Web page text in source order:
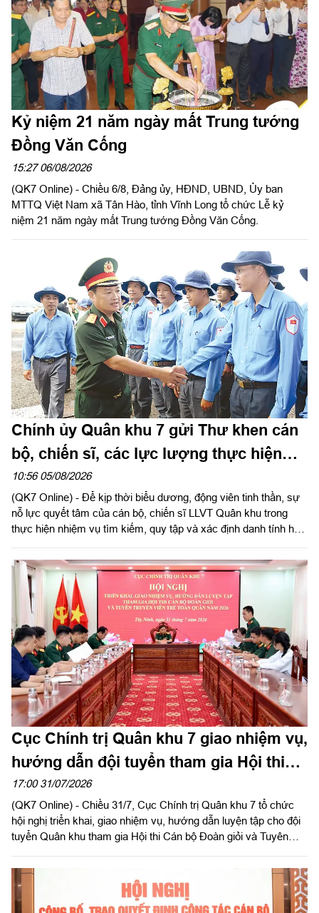
Kỷ niệm 21 năm ngày mất Trung tướng
Đồng Văn Cống
15:27 06/08/2026
(QK7 Online) - Chiều 6/8, Đảng ủy, HĐND, UBND, Ủy ban
MTTQ Việt Nam xã Tân Hào, tỉnh Vĩnh Long tổ chức Lễ kỷ
niệm 21 năm ngày mất Trung tướng Đồng Văn Cống.
Chính ủy Quân khu 7 gửi Thư khen cán
bộ, chiến sĩ, các lực lượng thực hiện
nhiệm vụ tìm kiếm, quy tập và xác định
danh tính hài cốt liệt sĩ
10:56 05/08/2026
(QK7 Online) - Để kịp thời biểu dương, động viên tinh thần, sự
nỗ lực quyết tâm của cán bộ, chiến sĩ LLVT Quân khu trong
thực hiện nhiệm vụ tìm kiếm, quy tập và xác định danh tính hài
Đảng ủy, Chính ủy Quân khu 7 gửi Thư khen cán bộ, chiến sĩ,
các lực lượng thực hiện nhiệm vụ tìm kiếm, quy tập và xác
định danh tính hài cốt liệt sĩ. Báo Quân khu đăng toàn văn Thư
khen của đồng chí Chính ủy Quân khu 7.
Cục Chính trị Quân khu 7 giao nhiệm vụ,
hướng dẫn đội tuyển tham gia Hội thi
Cán bộ Đoàn giỏi và Tuyên truyền viên
trẻ toàn quân năm 2026
17:00 31/07/2026
(QK7 Online) - Chiều 31/7, Cục Chính trị Quân khu 7 tổ chức
hội nghị triển khai, giao nhiệm vụ, hướng dẫn luyện tập cho đội
tuyển Quân khu tham gia Hội thi Cán bộ Đoàn giỏi và Tuyên
Phó Chủ nhiệm Chính trị Quân khu chủ trì hội nghị.